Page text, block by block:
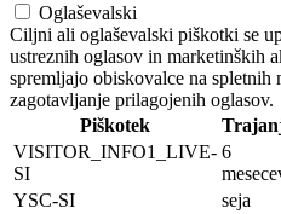
Oglaševalski
Ciljni ali oglaševalski piškotki se
ustreznih oglasov in marketinških
spremljajo obiskovalce na
zagotavljanje prilagojenih oglasov.
Piškotek
VISITOR_INFO1_LIVE-
SI
6
YSC-SI
seja